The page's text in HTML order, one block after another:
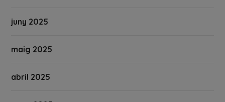
juny 2025
maig 2025
abril 2025